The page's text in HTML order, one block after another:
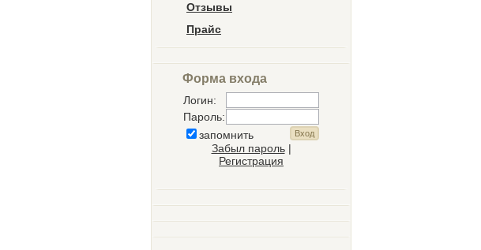
Отзывы
Прайс
Форма входа
Логин:
Пароль:
запомнить
Забыл пароль|
Регистрация